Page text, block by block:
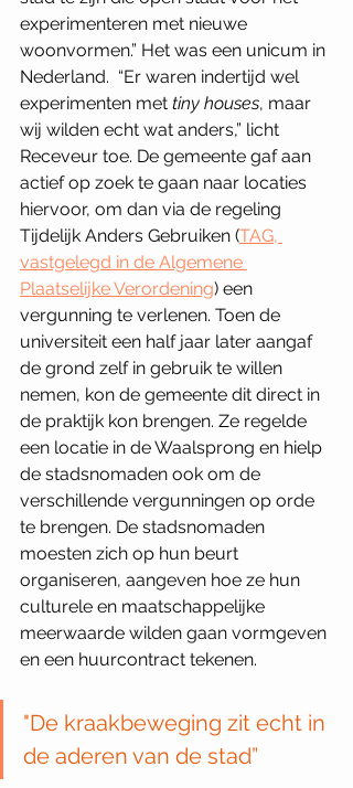
experimenteren met nieuwe
woonvormen.” Het was een unicum in
Nederland.  “Er waren indertijd wel
experimenten met tiny houses, maar
wij wilden echt wat anders,” licht
Receveur toe. De gemeente gaf aan
actief op zoek te gaan naar locaties
hiervoor, om dan via de regeling
Tijdelijk Anders Gebruiken (TAG,
vastgelegd in de Algemene
Plaatselijke Verordening) een
vergunning te verlenen. Toen de
universiteit een half jaar later aangaf
de grond zelf in gebruik te willen
nemen, kon de gemeente dit direct in
de praktijk kon brengen. Ze regelde
een locatie in de Waalsprong en hielp
de stadsnomaden ook om de
verschillende vergunningen op orde
te brengen. De stadsnomaden
moesten zich op hun beurt
organiseren, aangeven hoe ze hun
culturele en maatschappelijke
meerwaarde wilden gaan vormgeven
en een huurcontract tekenen.
"De kraakbeweging zit echt in
de aderen van de stad”